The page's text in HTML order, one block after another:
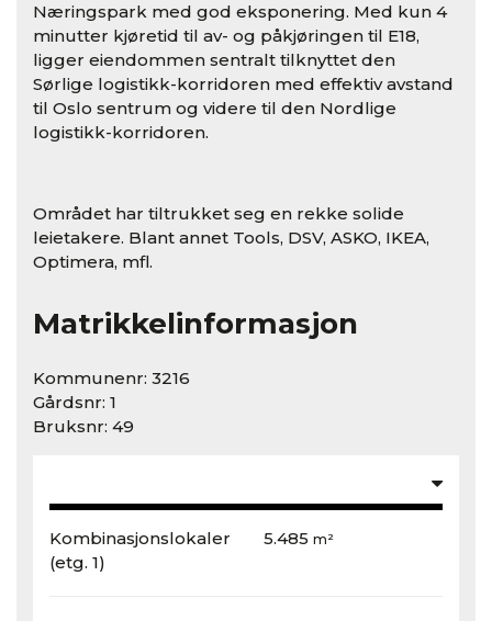
Næringspark med god eksponering. Med kun 4
minutter kjøretid til av- og påkjøringen til E18,
ligger eiendommen sentralt tilknyttet den
Sørlige logistikk-korridoren med effektiv avstand
til Oslo sentrum og videre til den Nordlige
logistikk-korridoren.
Området har tiltrukket seg en rekke solide
leietakere. Blant annet Tools, DSV, ASKO, IKEA,
Optimera, mfl.
Matrikkelinformasjon
Kommunenr: 3216
Gårdsnr: 1
Bruksnr: 49
Kombinasjonslokaler
(etg. 1)
5.485 m²